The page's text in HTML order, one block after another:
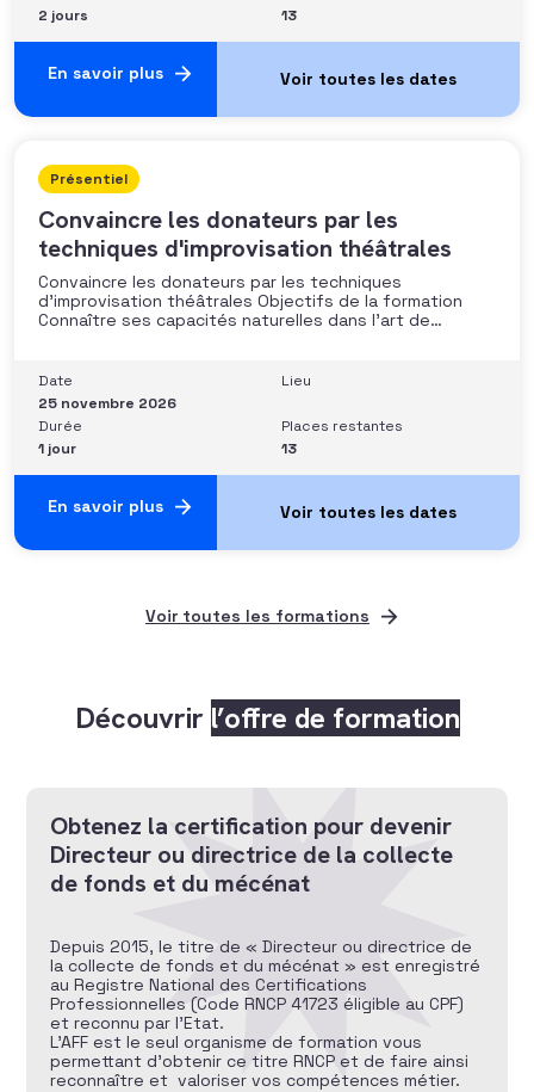
2 jours
13
En savoir plus
Présentiel
Convaincre les donateurs par les
techniques d'improvisation théâtrales
Convaincre les donateurs par les techniques
d’improvisation théâtrales Objectifs de la formation
Connaître ses capacités naturelles dans l’art de
conviction et sur quoi elle se fonde (mots, attitude, …),
quelle est sa situation de
Date
25 novembre 2026
Lieu
Durée
1 jour
Places restantes
13
En savoir plus
Voir toutes les formations
Découvrir l’offre de formation
Obtenez la certification pour devenir
Directeur ou directrice de la collecte
de fonds et du mécénat
Depuis 2015, le titre de « Directeur ou directrice de
la collecte de fonds et du mécénat » est enregistré
au Registre National des Certifications
Professionnelles (Code RNCP 41723 éligible au CPF)
et reconnu par l’Etat.
L’AFF est le seul organisme de formation vous
permettant d’obtenir ce titre RNCP et de faire ainsi
reconnaître et valoriser vos compétences métier.